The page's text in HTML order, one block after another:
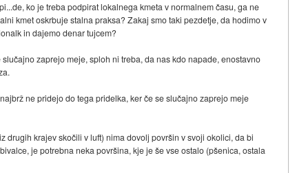
ko je treba podpirat lokalnega kmeta v normalnem času, ga ne
kmet oskrbuje stalna praksa? Zakaj smo taki pezdetje, da hodimo v
in dajemo denar tujcem?
zaprejo meje, sploh ni treba, da nas kdo napade, enostavno
ne pridejo do tega pridelka, ker če se slučajno zaprejo meje
drugih krajev skočili v luft) nima dovolj površin v svoji okolici, da bi
je potrebna neka površina, kje je še vse ostalo (pšenica, ostala